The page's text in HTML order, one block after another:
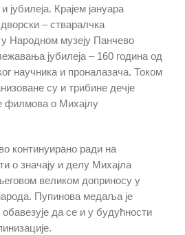
Крајем јануара
– стваралчка
Народном музеју Панчево
јубилеја – 160 година од
научника и проналазача. Током
су и трибине дечје
филмова о Михајлу
континуирано ради на
о значају и делу Михајла
великом доприносу у
Пупинова медаља је
да се и у будућности